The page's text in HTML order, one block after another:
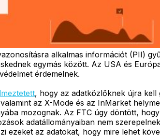
alkalmas információt (PII)
egymás között. Az USA és
érdemelnek.
, hogy az adatközlőknek újra
az X-Mode és az InMarket
mozognak. Az FTC úgy döntött,
adatállományaiban nem
ezeket az adatokat, hogy mire lehet